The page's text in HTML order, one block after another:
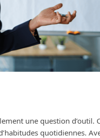
une question d’outil.
quotidiennes.